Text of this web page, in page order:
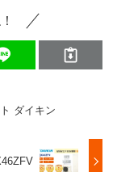
ダイキン